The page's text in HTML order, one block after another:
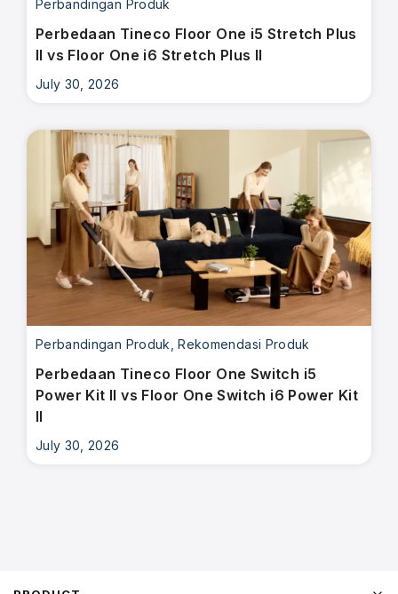
Perbandingan Produk
Perbedaan Tineco Floor One i5 Stretch Plus
II vs Floor One i6 Stretch Plus II
July 30, 2026
Perbandingan Produk,Rekomendasi Produk
Perbedaan Tineco Floor One Switch i5
Power Kit II vs Floor One Switch i6 Power Kit
II
July 30, 2026